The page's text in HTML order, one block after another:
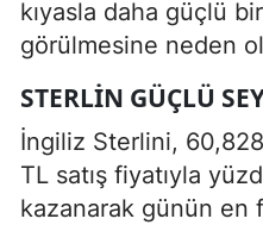
kıyasla daha güçlü
görülmesine neden
STERLIN GÜÇLÜ
İngiliz Sterlini,
TL satış fiyatıyla
kazanarak günün en